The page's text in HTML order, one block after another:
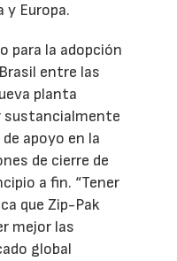
y Europa.
para la adopción
entre las
planta
sustancialmente
apoyo en la
de cierre de
a fin. “Tener
que Zip-Pak
mejor las
global